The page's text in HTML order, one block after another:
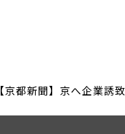
【京都新聞】京へ企業